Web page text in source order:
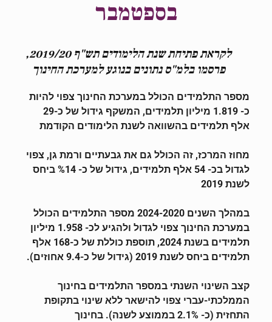
בספטמבר
לקראת פתיחת שנת הלימודים תש"ף 2019/20,
פרסמו בלמ"ס נתונים בנוגע למערכת החינוך
מספר התלמידים הכולל במערכת החינוך צפוי להיות
כ- 1.819 מיליון תלמידים, המשקף גידול של כ-29
אלף תלמידים בהשוואה לשנת הלימודים הקודמת
מחוז המרכז, זה הכולל גם את גבעתיים ורמת גן, צפוי
לגדול בכ- 54 אלף תלמידים, גידול של כ- %14 ביחס
לשנת 2019
במהלך השנים 2024-2020 מספר התלמידים הכולל
במערכת החינוך צפוי לגדול ולהגיע לכ- 1.958 מיליון
תלמידים בשנת 2024, תוספת כוללת של כ-168 אלף
תלמידים ביחס לשנת 2019 (גידול של כ-9.4 אחוזים).
קצב השינוי השנתי במספר התלמידים בחינוך
הממלכתי-עברי צפוי להישאר ללא שינוי בתקופת
התחזית (כ- 2.1% בממוצע לשנה). בחינוך